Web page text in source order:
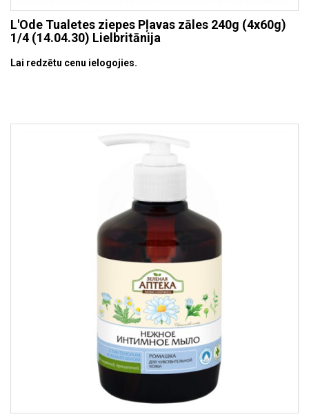
L'Ode Tualetes ziepes Pļavas zāles 240g (4x60g)
1/4 (14.04.30) Lielbritānija
Lai redzētu cenu ielogojies.